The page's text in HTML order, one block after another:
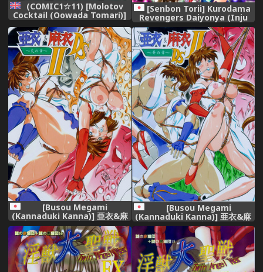
(COMIC1☆11) [Molotov
Cocktail (Oowada Tomari)]
Tenjin Hagoromo Shimai
Miko Futago Ningyou Dain
no Mai (Injuu Seisen Twin
Angels) [English]
[Doujins.com]
[Senbon Torii] Kurodama
Revengers Daiyonya (Inju
Seisen Twin Angels)
[Busou Megami
(Kannaduki Kanna)] 亜衣&麻
衣 DSII ~天の章~ (Injuu
Seisen Twin Angels)
[Busou Megami
(Kannaduki Kanna)] 亜衣&麻
衣 DSII ~華の章~ (Injuu
Seisen Twin Angels)